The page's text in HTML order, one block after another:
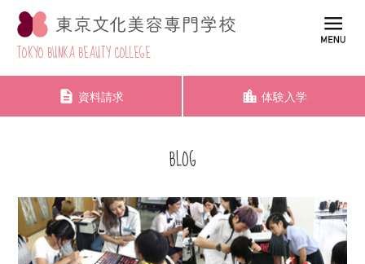
TOKYO BUNKA BEAUTY COLLEGE
資料請求 体験入学
BLOG